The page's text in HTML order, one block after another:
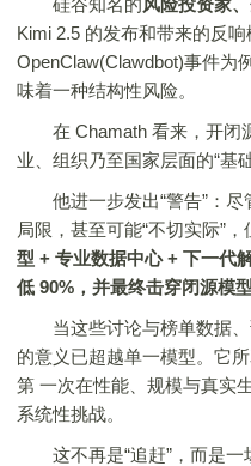
硅谷知名的 风险投资家
Kimi 2.5 的发布和带来的反响
OpenClaw(Clawdbot)事件为
味着一种结构性风险。
在 Chamath 看来，开闭
业、组织乃至国家层面的“基
他进一步发出“警告”：尽
局限，甚至可能“不切实际”
型 + 专业数据中心 + 下一代
低 90%，并最终击穿闭源模
当这些讨论与榜单数据、
的意义已超越单一模型。它
第 一次在性能、规模与真实
系统性挑战。
这不再是“追赶”，而是一